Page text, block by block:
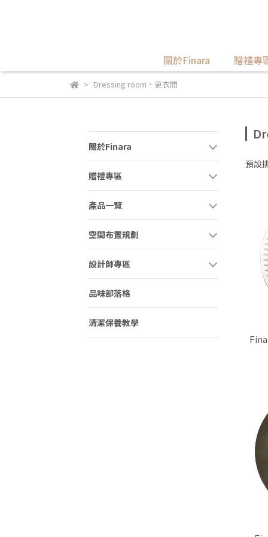
關於Finara 贈禮專
Dressing room﹡更衣間
關於Finara
贈禮專區
產品一覽
空間布置規劃
設計師專區
品味部落格
清潔保養教學
預設